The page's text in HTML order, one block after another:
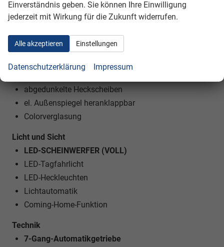
Gepäckraumabdeckung
Aussenausstattung
5-trg.
el. Fensterheber vorne + hinten
abgedunkelte Heckscheiben
el. Außenspiegel heranklappbar
Colorverglasung
Licht und Sicht
LED-SCHEINWERFER (VOLL)
LED-Tagfahrlicht
LED-Heckleuchten
Lichtautomatik
Coming-Home-Funktion
Technik
7-Gang-Automatikgetriebe
Einverständnis geben. Sie können Ihre Einwilligung
jederzeit mit Wirkung für die Zukunft widerrufen.
Alle akzeptieren Einstellungen
Datenschutzerklärung Impressum